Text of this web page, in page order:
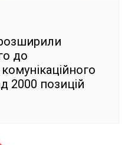
до
2000 позицій